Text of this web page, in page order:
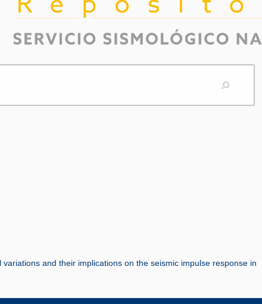
variations and their implications on the seismic impulse response in